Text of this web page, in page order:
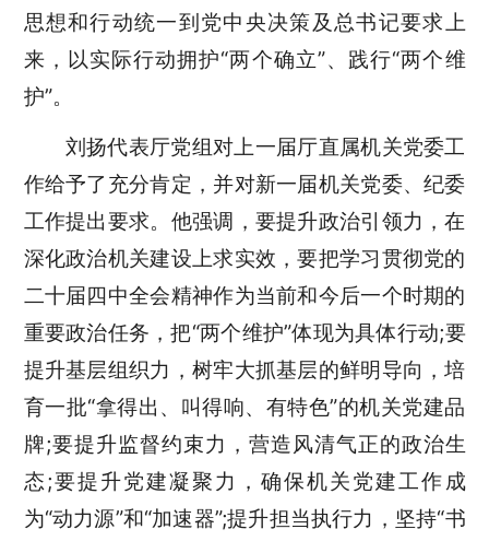
思想和行动统一到党中央决策及总书记要求上
来，以实际行动拥护“两个确立”、践行“两个维
护”。
刘扬代表厅党组对上一届厅直属机关党委工
作给予了充分肯定，并对新一届机关党委、纪委
工作提出要求。他强调，要提升政治引领力，在
深化政治机关建设上求实效，要把学习贯彻党的
二十届四中全会精神作为当前和今后一个时期的
重要政治任务，把“两个维护”体现为具体行动;要
提升基层组织力，树牢大抓基层的鲜明导向，培
育一批“拿得出、叫得响、有特色”的机关党建品
牌;要提升监督约束力，营造风清气正的政治生
态;要提升党建凝聚力，确保机关党建工作成
为“动力源”和“加速器”;提升担当执行力，坚持“书